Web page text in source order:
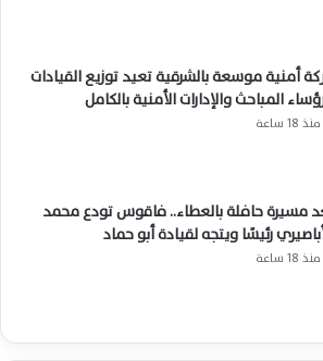
أمنية موسعة بالشرقية تعيد توزيع القيادات
المباحث والإدارات الأمنية بالكامل
منذ 18 ساعة
مسيرة حافلة بالعطاء.. فاقوس تودع محمد
رئيسًا ويتجه لقيادة أبو حماد
منذ 18 ساعة